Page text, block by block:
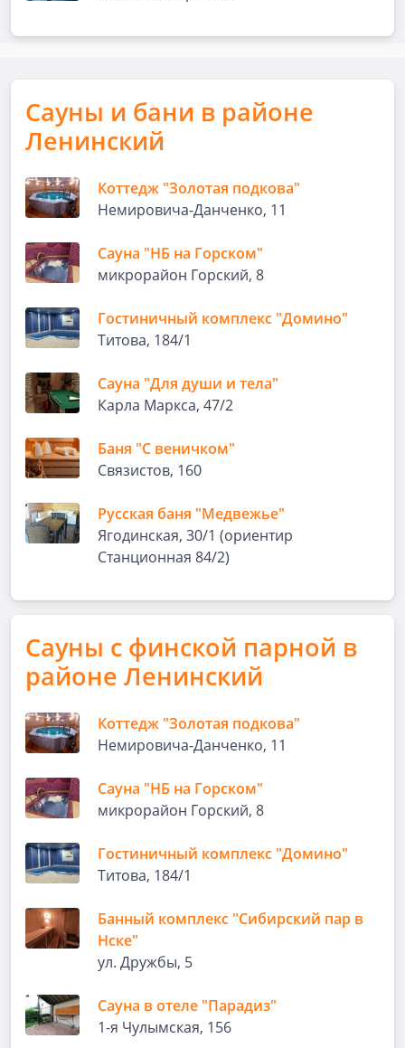
Сауны и бани в районе
Ленинский
Коттедж "Золотая подкова"
Немировича-Данченко, 11
Сауна "НБ на Горском"
микрорайон Горский, 8
Гостиничный комплекс "Домино"
Титова, 184/1
Сауна "Для души и тела"
Карла Маркса, 47/2
Баня "С веничком"
Связистов, 160
Русская баня "Медвежье"
Ягодинская, 30/1 (ориентир
Станционная 84/2)
Сауны с финской парной в
районе Ленинский
Коттедж "Золотая подкова"
Немировича-Данченко, 11
Сауна "НБ на Горском"
микрорайон Горский, 8
Гостиничный комплекс "Домино"
Титова, 184/1
Банный комплекс "Сибирский пар в
Нске"
ул. Дружбы, 5
Сауна в отеле "Парадиз"
1-я Чулымская, 156